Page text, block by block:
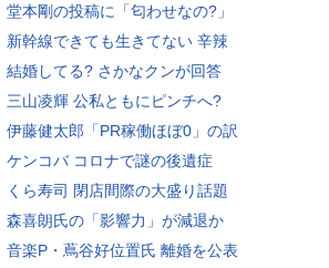
堂本剛の投稿に「匂わせなの?」
新幹線できても生きてない 辛辣
結婚してる? さかなクンが回答
三山凌輝 公私ともにピンチへ?
伊藤健太郎「PR稼働ほぼ0」の訳
ケンコバ コロナで謎の後遺症
くら寿司 閉店間際の大盛り話題
森喜朗氏の「影響力」が減退か
音楽P・蔦谷好位置氏 離婚を公表